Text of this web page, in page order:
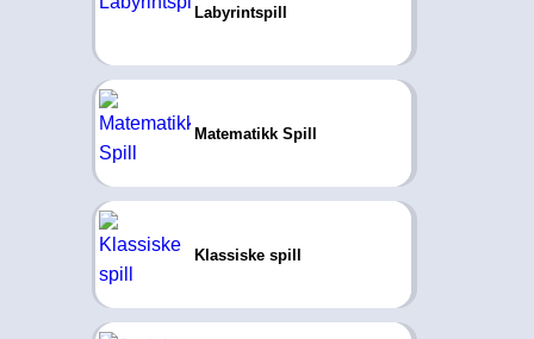
Labyrintspill
Matematikk Spill
Klassiske spill